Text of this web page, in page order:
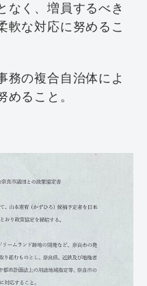
なく、増員するべき
軟な対応に努めるこ
の複合自治体によ
めること。